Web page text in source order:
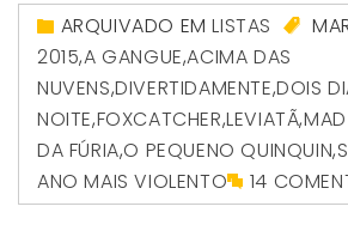
ARQUIVADO EMLISTAS
2015,A GANGUE,ACIMA DAS
NUVENS,DIVERTIDAMENTE,DOIS
NOITE,FOXCATCHER,LEVIATÃ,
DA FÚRIA,O PEQUENO QUINQUIN,
ANO MAIS VIOLENTO
14